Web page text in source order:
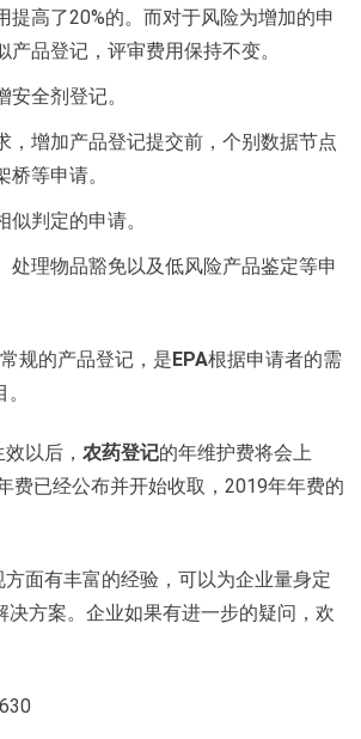
提高了20%的。而对于风险为增加的申
产品登记，评审费用保持不变。
全剂登记。
，增加产品登记提交前，个别数据节点
桥等申请。
判定的申请。
处理物品豁免以及低风险产品鉴定等申
规的产品登记，是EPA根据申请者的需
以后， 农药登记的年维护费将会上
费已经公布并开始收取，2019年年费的
方面有丰富的经验，可以为企业量身定
决方案。企业如果有进一步的疑问，欢